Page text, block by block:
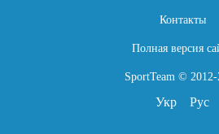
Контакты
Полная версия
SportTeam © 2012-
Укр Рус